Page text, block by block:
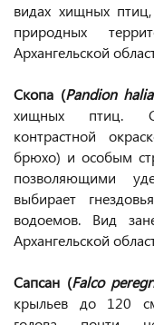
видах хищных
природных
Архангельской
Скопа (Pandion
хищных птиц.
контрастной
брюхо) и особым
позволяющими
выбирает
водоемов. Вид
Архангельской
Сапсан (Falco
крыльев до 120